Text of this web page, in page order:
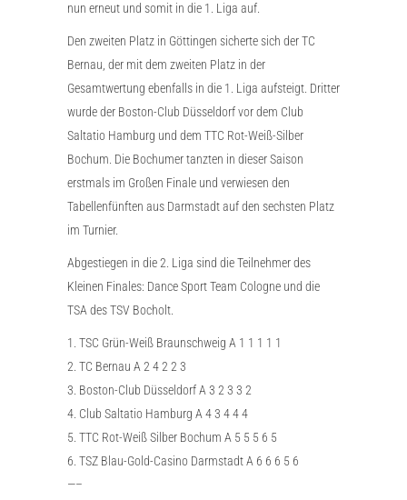
nun erneut und somit in die 1. Liga auf.
Den zweiten Platz in Göttingen sicherte sich der TC
Bernau, der mit dem zweiten Platz in der
Gesamtwertung ebenfalls in die 1. Liga aufsteigt. Dritter
wurde der Boston-Club Düsseldorf vor dem Club
Saltatio Hamburg und dem TTC Rot-Weiß-Silber
Bochum. Die Bochumer tanzten in dieser Saison
erstmals im Großen Finale und verwiesen den
Tabellenfünften aus Darmstadt auf den sechsten Platz
im Turnier.
Abgestiegen in die 2. Liga sind die Teilnehmer des
Kleinen Finales: Dance Sport Team Cologne und die
TSA des TSV Bocholt.
1. TSC Grün-Weiß Braunschweig A 1 1 1 1 1
2. TC Bernau A 2 4 2 2 3
3. Boston-Club Düsseldorf A 3 2 3 3 2
4. Club Saltatio Hamburg A 4 3 4 4 4
5. TTC Rot-Weiß Silber Bochum A 5 5 5 6 5
6. TSZ Blau-Gold-Casino Darmstadt A 6 6 6 5 6
—–